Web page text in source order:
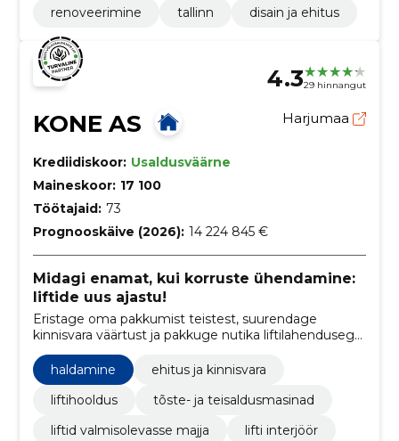
renoveerimine
tallinn disain ja ehitus
4.329 hinnangut
KONE AS Harjumaa
Krediidiskoor: Usaldusväärne
Maineskoor: 17 100
Töötajaid: 73
Prognooskäive (2026): 14 224 845 €
Midagi enamat, kui korruste ühendamine:
liftide uus ajastu!
Eristage oma pakkumist teistest, suurendage
kinnisvara väärtust ja pakkuge nutika liftilahendusega
haldamine
ehitus ja kinnisvara
liftihooldus
tõste- ja teisaldusmasinad
liftid valmisolevasse majja
lifti interjöör